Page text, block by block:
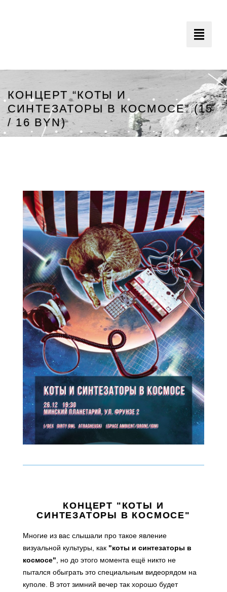
Toggle
КОНЦЕРТ “КОТЫ И
СИНТЕЗАТОРЫ В КОСМОСЕ” (15
/ 16 BYN)
КОНЦЕРТ "КОТЫ И
СИНТЕЗАТОРЫ В КОСМОСЕ"
Многие из вас слышали про такое явление
визуальной культуры, как "коты и синтезаторы в
космосе", но до этого момента ещё никто не
пытался обыграть это специальным видеорядом на
куполе. В этот зимний вечер так хорошо будет